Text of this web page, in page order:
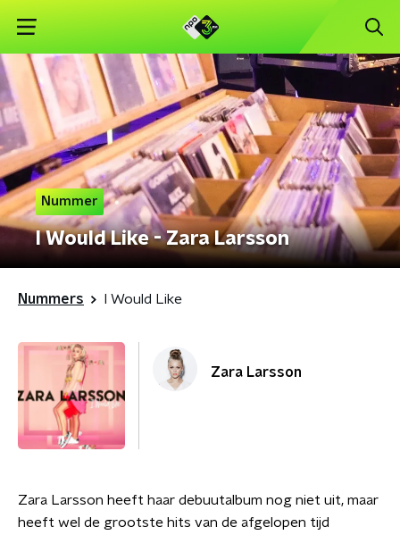
Nummer
I Would Like - Zara Larsson
Nummers I Would Like
Zara Larsson
Zara Larsson heeft haar debuutalbum nog niet uit, maar
heeft wel de grootste hits van de afgelopen tijd